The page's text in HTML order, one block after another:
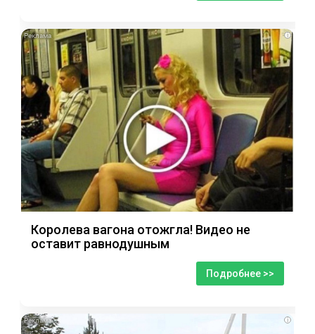
i
Королева вагона отожгла! Видео не
оставит равнодушным
Подробнее >>
i